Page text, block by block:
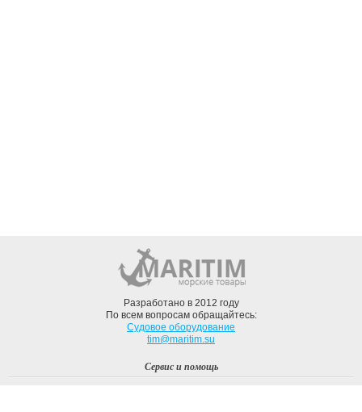
Разработано в 2012 году
По всем вопросам обращайтесь:
Судовое оборудование
tim@maritim.su
Сервис и помощь